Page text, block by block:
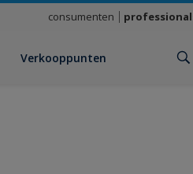
consumenten
Verkooppunten